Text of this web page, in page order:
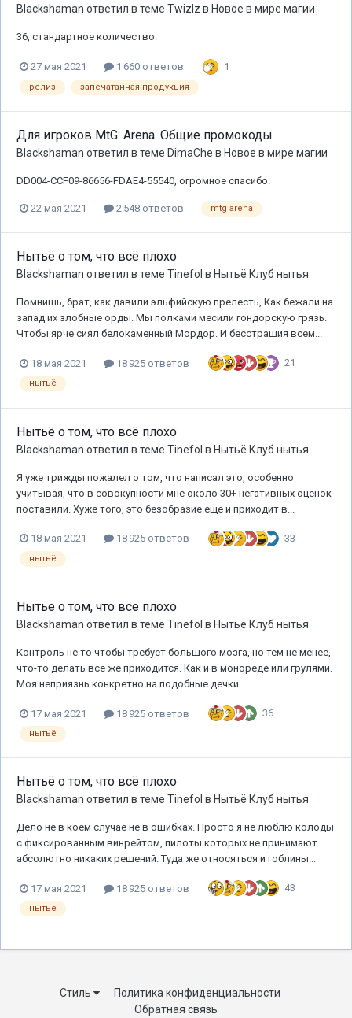
Blackshaman ответил в теме Twizlz в Новое в мире магии
36, стандартное количество.
27 мая 2021 1 660 ответов 1
релиз запечатанная продукция
Для игроков MtG: Arena. Общие промокоды
Blackshaman ответил в теме DimaChe в Новое в мире магии
DD004-CCF09-86656-FDAE4-55540, огромное спасибо.
22 мая 2021 2 548 ответов mtg arena
Нытьё о том, что всё плохо
Blackshaman ответил в теме Tinefol в Нытьё Клуб нытья
Помнишь, брат, как давили эльфийскую прелесть, Как бежали на
запад их злобные орды. Мы полками месили гондорскую грязь.
Чтобы ярче сиял белокаменный Мордор. И бесстрашия всем...
18 мая 2021 18 925 ответов 21
нытьё
Нытьё о том, что всё плохо
Blackshaman ответил в теме Tinefol в Нытьё Клуб нытья
Я уже трижды пожалел о том, что написал это, особенно
учитывая, что в совокупности мне около 30+ негативных оценок
поставили. Хуже того, это безобразие еще и приходит в...
18 мая 2021 18 925 ответов 33
нытьё
Нытьё о том, что всё плохо
Blackshaman ответил в теме Tinefol в Нытьё Клуб нытья
Контроль не то чтобы требует большого мозга, но тем не менее,
что-то делать все же приходится. Как и в монореде или грулями.
Моя неприязнь конкретно на подобные дечки...
17 мая 2021 18 925 ответов 36
нытьё
Нытьё о том, что всё плохо
Blackshaman ответил в теме Tinefol в Нытьё Клуб нытья
Дело не в коем случае не в ошибках. Просто я не люблю колоды
с фиксированным винрейтом, пилоты которых не принимают
абсолютно никаких решений. Туда же относяться и гоблины...
17 мая 2021 18 925 ответов 43
нытьё
Стиль
Политика конфиденциальности
Обратная связь